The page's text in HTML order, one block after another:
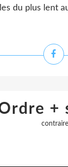
du plus lent
+
contraire